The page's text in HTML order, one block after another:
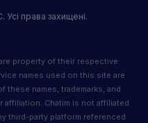
Усі права захищені.
property of their respective
names used on this site are
names, trademarks, and
Chatim is not affiliated
third-party platform referenced